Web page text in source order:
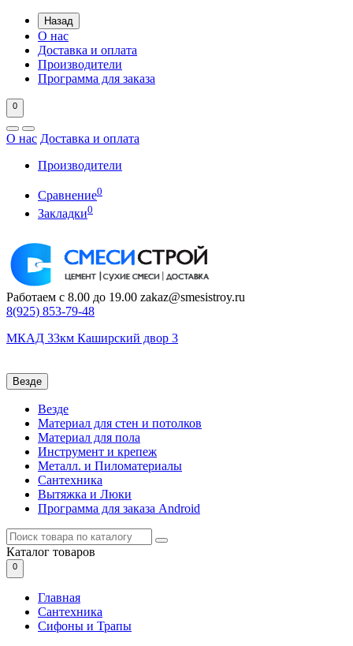
Назад
О нас
Доставка и оплата
Производители
Программа для заказа
0
О нас Доставка и оплата
Производители
Сравнение0
Закладки0
Работаем с 8.00 до 19.00 zakaz@smesistroy.ru
8(925) 853-79-48
МКАД 33км Каширский двор 3
Везде
Везде
Материал для стен и потолков
Материал для пола
Инструмент и крепеж
Металл. и Пиломатериалы
Сантехника
Вытяжка и Люки
Программа для заказа Android
Каталог товаров
0
Главная
Сантехника
Сифоны и Трапы